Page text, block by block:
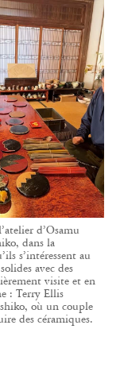
d’Osamu
dans la
s’intéressent au
avec des
visite et en
: Terry Ellis
où un couple
des céramiques.